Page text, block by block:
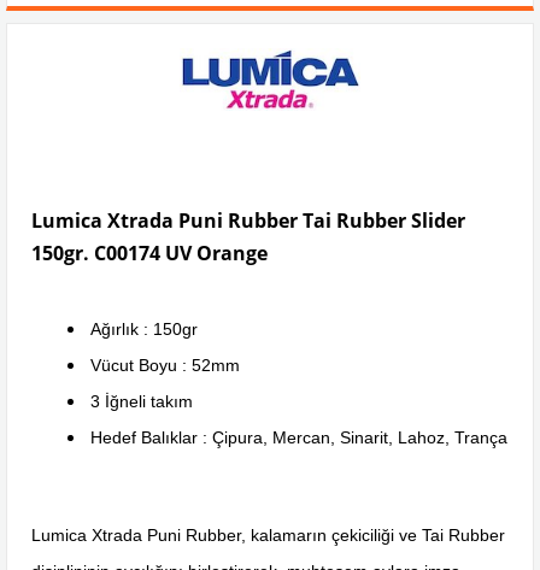
Lumica Xtrada Puni Rubber Tai Rubber Slider
150gr. C00174 UV Orange
Ağırlık : 150gr
Vücut Boyu : 52mm
3 İğneli takım
Hedef Balıklar : Çipura, Mercan, Sinarit, Lahoz, Trança
Lumica Xtrada Puni Rubber, kalamarın çekiciliği ve Tai Rubber